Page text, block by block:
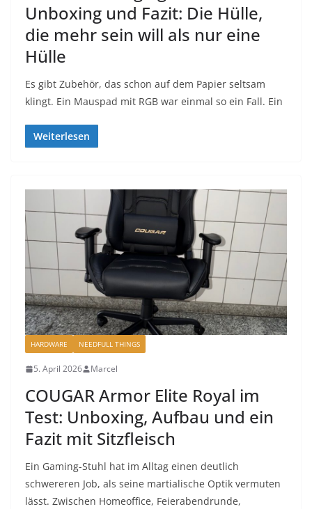
Unboxing und Fazit: Die Hülle,
die mehr sein will als nur eine
Hülle
Es gibt Zubehör, das schon auf dem Papier seltsam
klingt. Ein Mauspad mit RGB war einmal so ein Fall. Ein
Weiterlesen
HARDWARE NEEDFULL THINGS
5. April 2026 Marcel
COUGAR Armor Elite Royal im
Test: Unboxing, Aufbau und ein
Fazit mit Sitzfleisch
Ein Gaming-Stuhl hat im Alltag einen deutlich
schwereren Job, als seine martialische Optik vermuten
lässt. Zwischen Homeoffice, Feierabendrunde,